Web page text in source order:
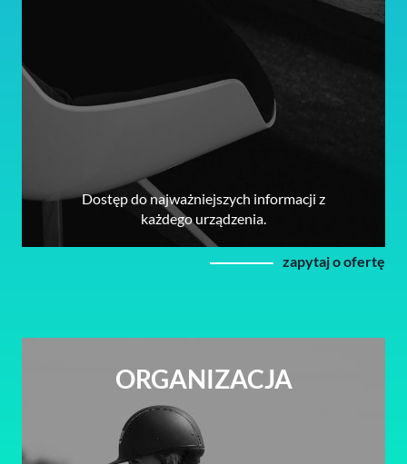
Dostęp do najważniejszych informacji z
każdego urządzenia.
zapytaj o ofertę
ORGANIZACJA